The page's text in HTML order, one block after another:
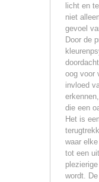
licht en
niet
gevoel
Door de
oog voor
invloed
die een
Het is
waar
tot een
wordt.